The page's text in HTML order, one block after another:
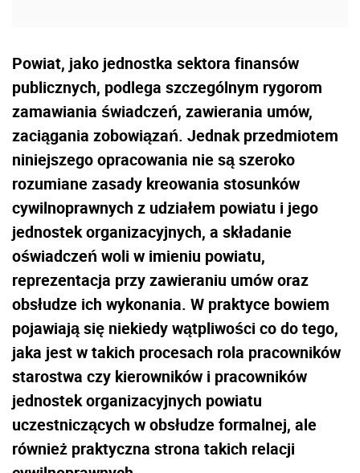
Powiat, jako jednostka sektora finansów
publicznych, podlega szczególnym rygorom
zamawiania świadczeń, zawierania umów,
zaciągania zobowiązań. Jednak przedmiotem
niniejszego opracowania nie są szeroko
rozumiane zasady kreowania stosunków
cywilnoprawnych z udziałem powiatu i jego
jednostek organizacyjnych, a składanie
oświadczeń woli w imieniu powiatu,
reprezentacja przy zawieraniu umów oraz
obsłudze ich wykonania. W praktyce bowiem
pojawiają się niekiedy wątpliwości co do tego,
jaka jest w takich procesach rola pracowników
starostwa czy kierowników i pracowników
jednostek organizacyjnych powiatu
uczestniczących w obsłudze formalnej, ale
również praktyczna strona takich relacji